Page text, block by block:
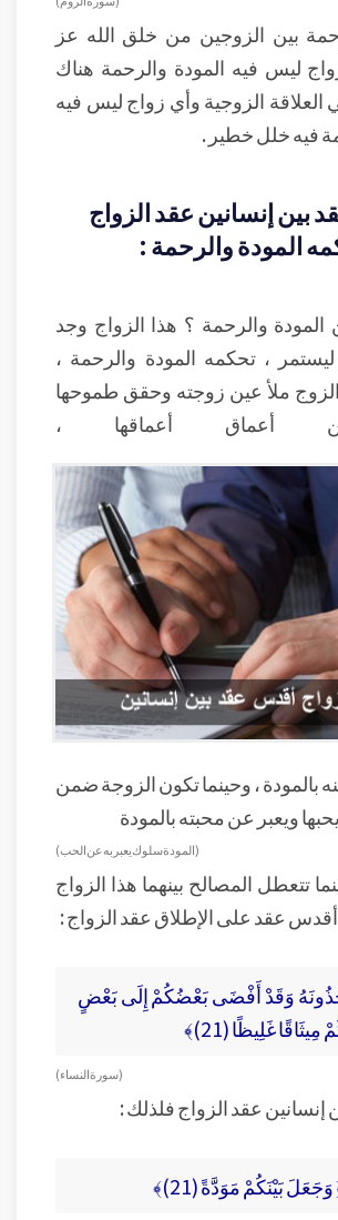
بين الزوجين من خلق الله عز
ليس فيه المودة والرحمة هناك
الزوجية وأي زواج ليس فيه
فيه خلل خطير .
بين إنسانين عقد الزواج
المودة والرحمة :
المودة والرحمة ؟ هذا الزواج وجد
، تحكمه المودة والرحمة ،
ملأ عين زوجته وحقق طموحها
أعماق أعماقها ،
بالمودة ، وحينما تكون الزوجة ضمن
ويعبر عن محبته بالمودة
(المودة سلوك يعبر به عن الحب)
تتعطل المصالح بينهما هذا الزواج
عقد على الإطلاق عقد الزواج :
وَقَدْ أَفْضَى بَعْضُكُمْ إِلَى بَعْضٍ
غَلِيظًا (21)﴾
(سورة النساء)
عقد الزواج فلذلك :
وَجَعَلَ بَيْنَكُمْ مَوَدَّةً (21)﴾